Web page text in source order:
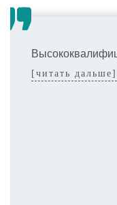
[читать дальше]